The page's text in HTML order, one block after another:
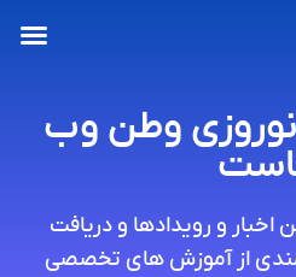
وطن وب
اخبار و رویدادها و دریافت
از آموزش های تخصصی